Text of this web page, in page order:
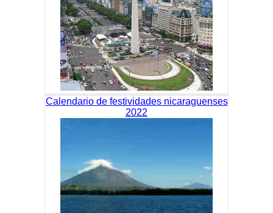
Calendario de festividades nicaraguenses
2022